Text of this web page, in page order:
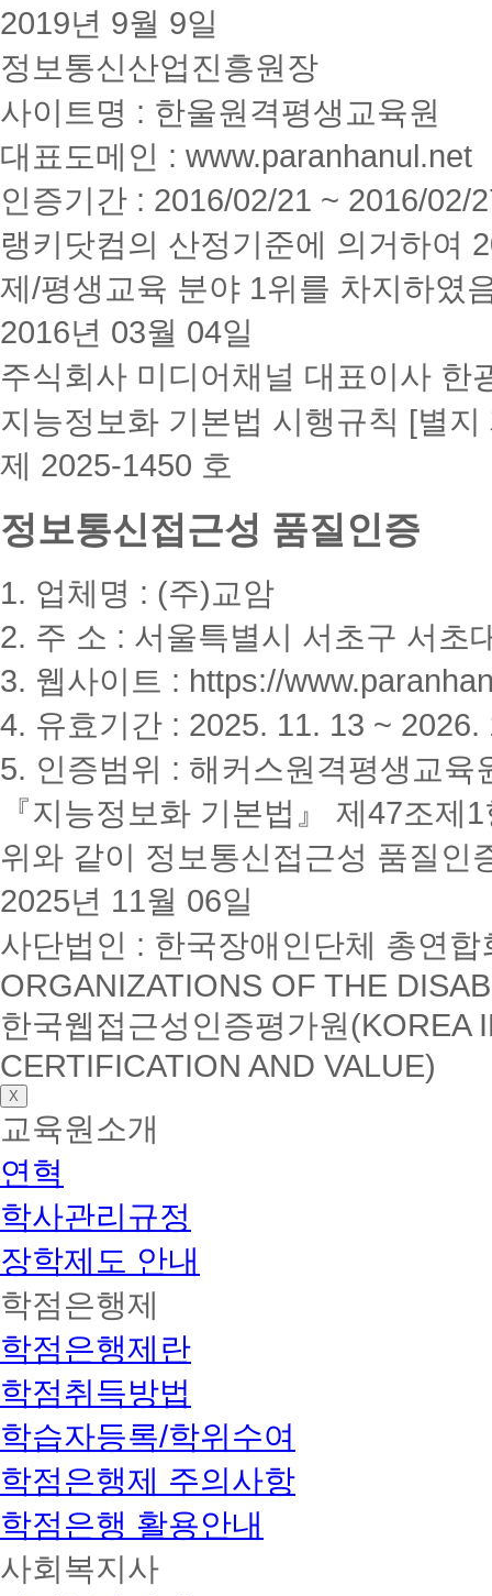
2019년 9월 9일
정보통신산업진흥원장
사이트명 : 한울원격평생교육원
대표도메인 : www.paranhanul.net
인증기간 : 2016/02/21 ~ 2016/02/
랭키닷컴의 산정기준에 의거하여
제/평생교육 분야 1위를 차지하였
2016년 03월 04일
주식회사 미디어채널 대표이사 한
지능정보화 기본법 시행규칙 [별지
제 2025-1450 호
정보통신접근성 품질인증
1. 업체명 : (주)교암
2. 주 소 : 서울특별시 서초구 서초
3. 웹사이트 : https://
4. 유효기간 : 2025. 11. 13 ~ 2026.
5. 인증범위 : 해커스원격평생교육
『지능정보화 기본법』 제47조
위와 같이 정보통신접근성 품질인
2025년 11월 06일
사단법인 : 한국장애인단체 총연
ORGANIZATIONS OF THE
한국웹접근성인증평가원(KOREA
CERTIFICATION AND VALUE)
X
교육원소개
연혁
학사관리규정
장학제도 안내
학점은행제
학점은행제란
학점취득방법
학습자등록/학위수여
학점은행제 주의사항
학점은행 활용안내
사회복지사